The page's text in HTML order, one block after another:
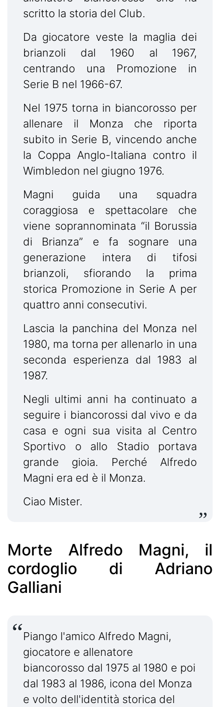
scritto la storia del Club.
Da giocatore veste la maglia dei
brianzoli dal 1960 al 1967,
centrando una Promozione in
Serie B nel 1966-67.
Nel 1975 torna in biancorosso per
allenare il Monza che riporta
subito in Serie B, vincendo anche
la Coppa Anglo-Italiana contro il
Wimbledon nel giugno 1976.
Magni guida una squadra
coraggiosa e spettacolare che
viene soprannominata “il Borussia
di Brianza” e fa sognare una
generazione intera di tifosi
brianzoli, sfiorando la prima
storica Promozione in Serie A per
quattro anni consecutivi.
Lascia la panchina del Monza nel
1980, ma torna per allenarlo in una
seconda esperienza dal 1983 al
1987.
Negli ultimi anni ha continuato a
seguire i biancorossi dal vivo e da
casa e ogni sua visita al Centro
Sportivo o allo Stadio portava
grande gioia. Perché Alfredo
Magni era ed è il Monza.
Ciao Mister.
Morte Alfredo Magni, il
cordoglio di Adriano
Galliani
Piango l'amico Alfredo Magni,
giocatore e allenatore
biancorosso dal 1975 al 1980 e poi
dal 1983 al 1986, icona del Monza
e volto dell'identità storica del